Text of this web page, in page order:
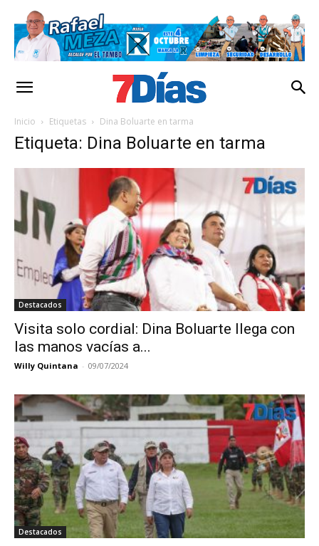
Inicio Etiquetas Dina Boluarte en tarma
Etiqueta: Dina Boluarte en tarma
Destacados
Visita solo cordial: Dina Boluarte llega con
las manos vacías a...
Willy Quintana - 09/07/2024
Destacados